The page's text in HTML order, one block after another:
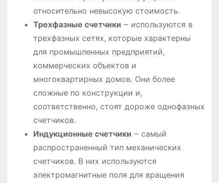
относительно невысокую стоимость.
Трехфазные счетчики ౼ используются в
трехфазных сетях, которые характерны
для промышленных предприятий,
коммерческих объектов и
многоквартирных домов. Они более
сложные по конструкции и,
соответственно, стоят дороже однофазных
счетчиков.
Индукционные счетчики ౼ самый
распространенный тип механических
счетчиков. В них используются
электромагнитные поля для вращения